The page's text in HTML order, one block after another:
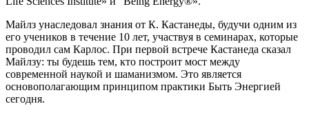
Майлз унаследовал знания от К. Кастанеды, будучи одним из
его учеников в течение 10 лет, участвуя в семинарах, которые
проводил сам Карлос. При первой встрече Кастанеда сказал
Майлзу: ты будешь тем, кто построит мост между
современной наукой и шаманизмом. Это является
основополагающим принципом практики Быть Энергией
сегодня.